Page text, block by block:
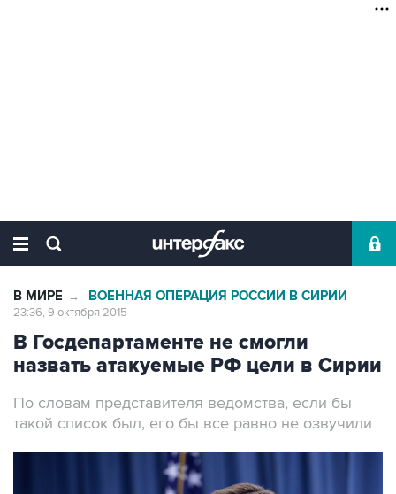
В МИРЕ → ВОЕННАЯ ОПЕРАЦИЯ РОССИИ В СИРИИ
23:36, 9 октября 2015
В Госдепартаменте не смогли
назвать атакуемые РФ цели в Сирии
По словам представителя ведомства, если бы
такой список был, его бы все равно не озвучили